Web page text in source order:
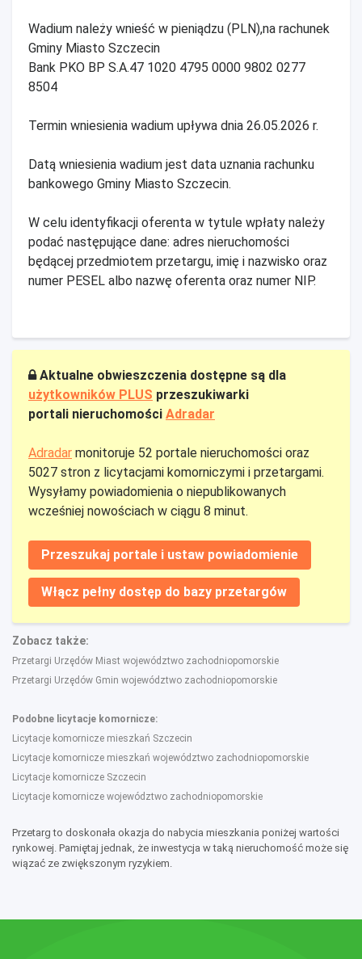
Wadium należy wnieść w pieniądzu (PLN),na rachunek
Gminy Miasto Szczecin
Bank PKO BP S.A.47 1020 4795 0000 9802 0277
8504
Termin wniesienia wadium upływa dnia 26.05.2026 r.
Datą wniesienia wadium jest data uznania rachunku
bankowego Gminy Miasto Szczecin.
W celu identyfikacji oferenta w tytule wpłaty należy
podać następujące dane: adres nieruchomości
będącej przedmiotem przetargu, imię i nazwisko oraz
numer PESEL albo nazwę oferenta oraz numer NIP.
Aktualne obwieszczenia dostępne są dla
użytkowników PLUS przeszukiwarki
portali nieruchomości Adradar
Adradar monitoruje 52 portale nieruchomości oraz
5027 stron z licytacjami komorniczymi i przetargami.
Wysyłamy powiadomienia o niepublikowanych
wcześniej nowościach w ciągu 8 minut.
Przeszukaj portale i ustaw powiadomienie
Włącz pełny dostęp do bazy przetargów
Zobacz także:
Przetargi Urzędów Miast województwo zachodniopomorskie
Przetargi Urzędów Gmin województwo zachodniopomorskie
Podobne licytacje komornicze:
Licytacje komornicze mieszkań Szczecin
Licytacje komornicze mieszkań województwo zachodniopomorskie
Licytacje komornicze Szczecin
Licytacje komornicze województwo zachodniopomorskie
Przetarg to doskonała okazja do nabycia mieszkania poniżej wartości
rynkowej. Pamiętaj jednak, że inwestycja w taką nieruchomość może się
wiązać ze zwiększonym ryzykiem.